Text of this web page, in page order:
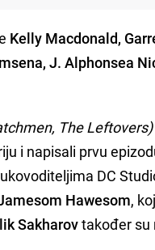
Kelly Macdonald,
J. Alphonsea
The Leftovers)
i napisali prvu
DC
Hawesom,
Sakharovtakođer su